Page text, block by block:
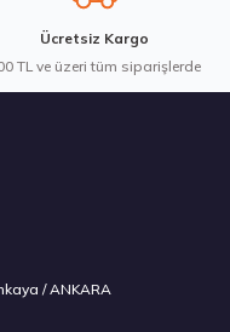
Ücretsiz Kargo
TL ve üzeri tüm siparişlerde
/ ANKARA